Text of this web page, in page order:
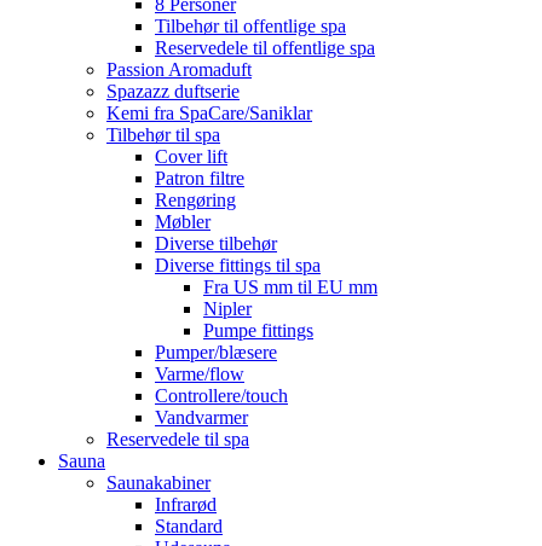
8 Personer
Tilbehør til offentlige spa
Reservedele til offentlige spa
Passion Aromaduft
Spazazz duftserie
Kemi fra SpaCare/Saniklar
Tilbehør til spa
Cover lift
Patron filtre
Rengøring
Møbler
Diverse tilbehør
Diverse fittings til spa
Fra US mm til EU mm
Nipler
Pumpe fittings
Pumper/blæsere
Varme/flow
Controllere/touch
Vandvarmer
Reservedele til spa
Sauna
Saunakabiner
Infrarød
Standard